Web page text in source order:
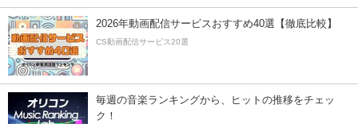
2026年動画配信サービスおすすめ40選【徹底比較】
CS動画配信サービス20選
毎週の音楽ランキングから、ヒットの推移をチェッ
ク！